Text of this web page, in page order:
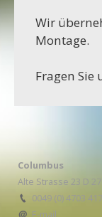
31-05-2023
Projekt
29-03-2023
05-03-2023
Projekt
Wir
Montage.
Fragen Sie
Columbus
Alte Strasse 23 D
0049 (0) 4703
E-mail